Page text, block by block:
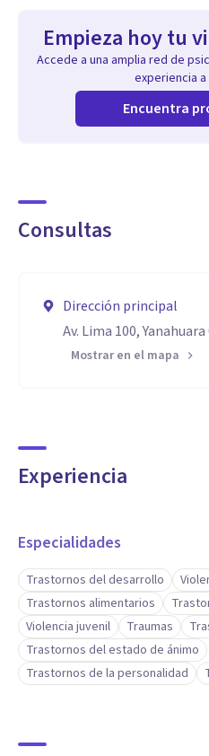
Empieza hoy tu
Accede a una amplia red de
experiencia
Encuentra
Consultas
Dirección principal
Av. Lima 100,
Mostrar en el mapa
Experiencia
Especialidades
Trastornos del desarrollo
Trastornos alimentarios
Violencia juvenil
Traumas
Trastornos del estado de ánimo
Trastornos de la personalidad